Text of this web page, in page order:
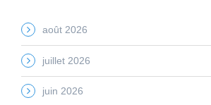
août 2026
juillet 2026
juin 2026